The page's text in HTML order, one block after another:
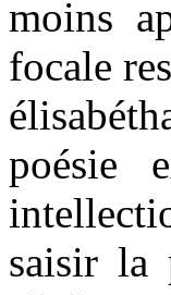
moins
focale
poésie
saisir la